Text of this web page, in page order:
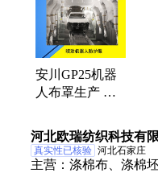
恤衫、定做广告衫、
恤定做、潮男装纯棉t
力t恤、刺绣纯棉打底
护服、冲锋衣、T恤衫
安川GP25机器
人布罩生产 有
用于水汽较多的
潮湿环境
河北欧瑞纺织科技有
真实性已核验 河北石家庄
主营： 涤棉布、涤棉